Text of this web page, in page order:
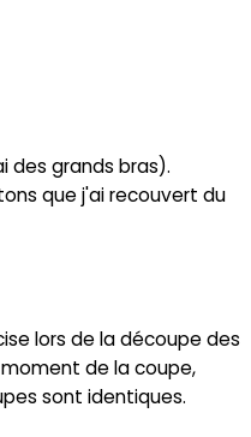
des grands bras).
que j'ai recouvert du
lors de la découpe des
de la coupe,
sont identiques.